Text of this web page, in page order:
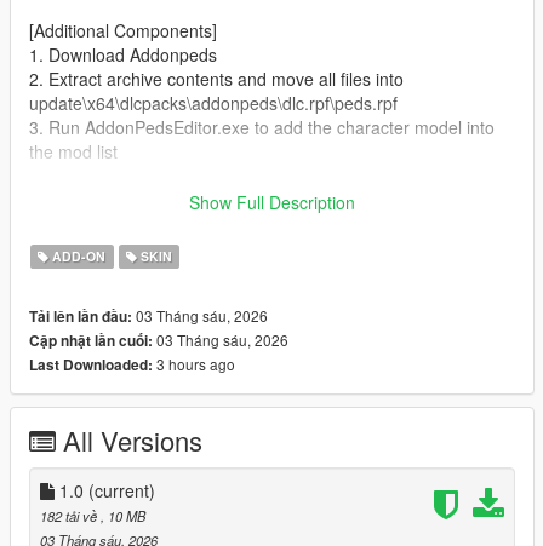
[Additional Components]
1. Download Addonpeds
2. Extract archive contents and move all files into
update\x64\dlcpacks\addonpeds\dlc.rpf\peds.rpf
3. Run AddonPedsEditor.exe to add the character model into
the mod list
Author and producer: laoxigua
Note: - Please refrain from uploading this mod to other
websites or repackaging it for paid sales. - This is my first self-
may exist, kindly take note before use.
Show Full Description
ADD-ON SKIN
Tải lên lần đầu: 03 Tháng sáu, 2026
Cập nhật lần cuối: 03 Tháng sáu, 2026
Last Downloaded: 3 hours ago
All Versions
1.0 (current)
182 tải về
, 10 MB
03 Tháng sáu, 2026